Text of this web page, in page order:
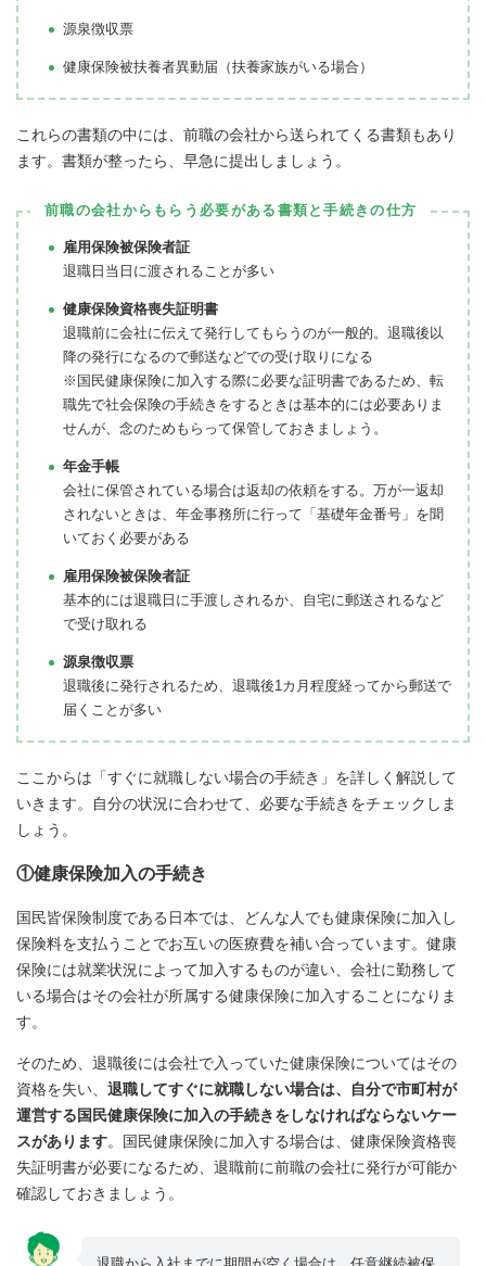
源泉徴収票
健康保険被扶養者異動届（扶養家族がいる場合）
これらの書類の中には、前職の会社から送られてくる書類もあり
ます。書類が整ったら、早急に提出しましょう。
前職の会社からもらう必要がある書類と手続きの仕方
雇用保険被保険者証
退職日当日に渡されることが多い
健康保険資格喪失証明書
退職前に会社に伝えて発行してもらうのが一般的。退職後以
降の発行になるので郵送などでの受け取りになる
※国民健康保険に加入する際に必要な証明書であるため、転
職先で社会保険の手続きをするときは基本的には必要ありま
せんが、念のためもらって保管しておきましょう。
年金手帳
会社に保管されている場合は返却の依頼をする。万が一返却
されないときは、年金事務所に行って「基礎年金番号」を聞
いておく必要がある
雇用保険被保険者証
基本的には退職日に手渡しされるか、自宅に郵送されるなど
で受け取れる
源泉徴収票
退職後に発行されるため、退職後1カ月程度経ってから郵送で
届くことが多い
ここからは「すぐに就職しない場合の手続き」を詳しく解説して
いきます。自分の状況に合わせて、必要な手続きをチェックしま
しょう。
①健康保険加入の手続き
国民皆保険制度である日本では、どんな人でも健康保険に加入し
保険料を支払うことでお互いの医療費を補い合っています。健康
保険には就業状況によって加入するものが違い、会社に勤務して
いる場合はその会社が所属する健康保険に加入することになりま
す。
そのため、退職後には会社で入っていた健康保険についてはその
資格を失い、 退職してすぐに就職しない場合は、自分で市町村が
運営する国民健康保険に加入の手続きをしなければならないケー
スがあります。国民健康保険に加入する場合は、健康保険資格喪
失証明書が必要になるため、退職前に前職の会社に発行が可能か
確認しておきましょう。